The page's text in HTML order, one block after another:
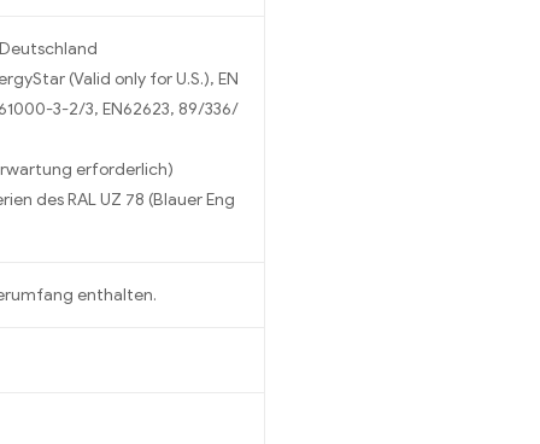
(Valid only for U.S.), EN
3-2/3, EN62623, 89/336/
erforderlich)
des RAL UZ 78 (Blauer Eng
enthalten.